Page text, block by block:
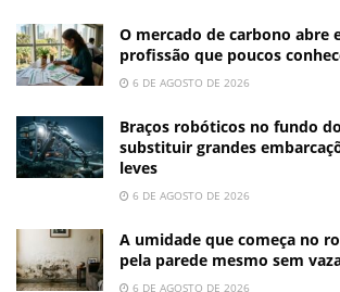
O mercado de carbono abre
profissão que poucos
6 DE AGOSTO DE 2026
Braços robóticos no fundo
substituir grandes
leves
6 DE AGOSTO DE 2026
A umidade que começa no
pela parede mesmo sem
6 DE AGOSTO DE 2026